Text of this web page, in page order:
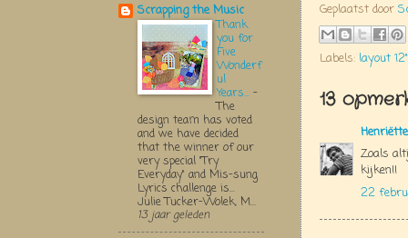
Geplaatst door
Labels: layout
13
Henriëtte
Zoals
kijken!!
22
Scrapping the Music
Thank
you for
Five
Wonderf
ul
Years... -
The
design team has voted
and we have decided
that the winner of our
very special "Try
Everyday" and Mis-sung
Lyrics challenge is...
Julie Tucker-Wolek, M...
13 jaar geleden